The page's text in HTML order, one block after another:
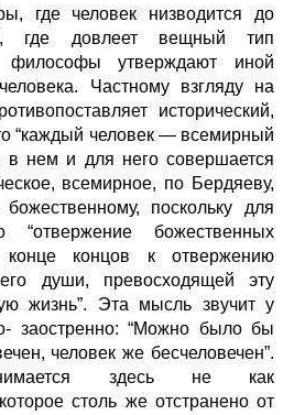
где человек низводится до
где довлеет вещный тип
философы утверждают иной
Частному взгляду на
исторический,
“каждый человек — всемирный
в нем и для него совершается
всемирное, по Бердяеву,
поскольку для
“отвержение божественных
концов к отвержению
души, превосходящей эту
жизнь”. Эта мысль звучит у
заостренно: “Можно было бы
человек же бесчеловечен”.
здесь не как
столь же отстранено от